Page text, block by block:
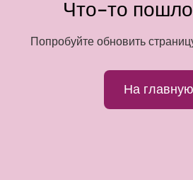
Что-то
Попробуйте обновить
На главную